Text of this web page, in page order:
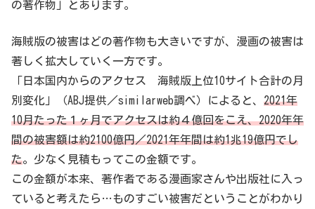
の著作物」とあります。
海賊版の被害はどの著作物も大きいですが、漫画の被害は
著しく拡大していく一方です。
「日本国内からのアクセス 海賊版上位10サイト合計の月
別変化」（ABJ提供／similarweb調べ）によると、 2021年
10月たった１ヶ月でアクセスは約４億回をこえ、2020年年
間の被害額は約2100億円／2021年年間は約1兆19億円でし
た。少なく見積もってこの金額です。
この金額が本来、著作者である漫画家さんや出版社に入っ
ていると考えたら…ものすごい被害だということがわかり